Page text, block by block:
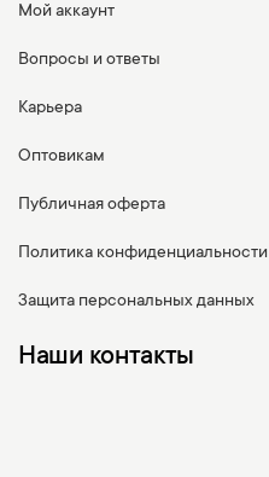
Мой аккаунт
Вопросы и ответы
Карьера
Оптовикам
Публичная оферта
Политика конфиденциальности
Защита персональных данных
Наши контакты